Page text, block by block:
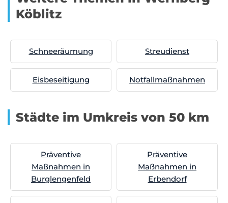
Köblitz
Schneeräumung Streudienst
Eisbeseitigung Notfallmaßnahmen
Städte im Umkreis von 50 km
Präventive
Maßnahmen in
Burglengenfeld
Präventive
Maßnahmen in
Erbendorf